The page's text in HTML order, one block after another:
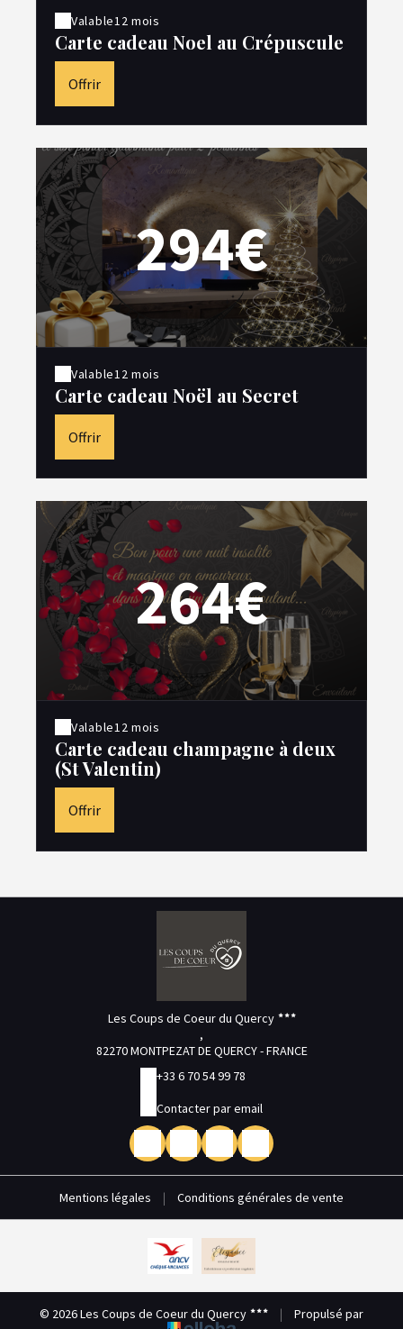
Valable12 mois
Carte cadeau Noel au Crépuscule
Offrir
294€
Valable12 mois
Carte cadeau Noël au Secret
Offrir
264€
Valable12 mois
Carte cadeau champagne à deux
(St Valentin)
Offrir
Les Coups de Coeur du Quercy
,
82270 MONTPEZAT DE QUERCY - FRANCE
+33 6 70 54 99 78
Contacter par email
Mentions légales | Conditions générales de vente
© 2026 Les Coups de Coeur du Quercy | Propulsé par